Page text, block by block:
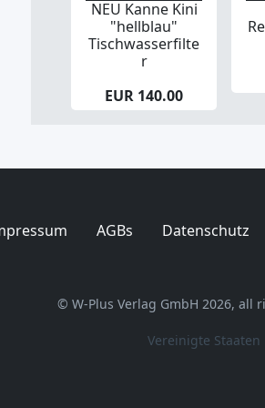
NEU Kanne Kini
"hellblau"
Tischwasserfilte
r
EUR 140.00
AGBs Datenschutz
© W-Plus Verlag GmbH 2026, all
Vereinigte Staaten